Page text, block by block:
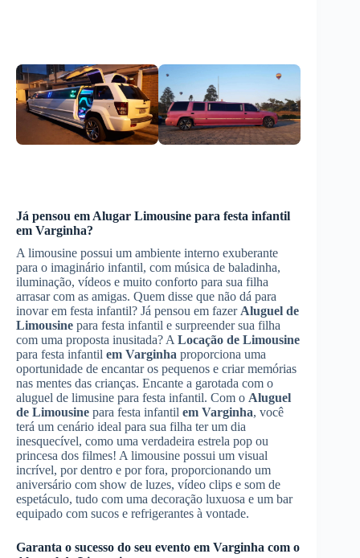
Já pensou em Alugar Limousine para festa infantil
em Varginha?
A limousine possui um ambiente interno exuberante
para o imaginário infantil, com música de baladinha,
iluminação, vídeos e muito conforto para sua filha
arrasar com as amigas. Quem disse que não dá para
inovar em festa infantil? Já pensou em fazer Aluguel de
Limousine para festa infantil e surpreender sua filha
com uma proposta inusitada? A Locação de Limousine
para festa infantil em Varginha proporciona uma
oportunidade de encantar os pequenos e criar memórias
nas mentes das crianças. Encante a garotada com o
aluguel de limusine para festa infantil. Com o Aluguel
de Limousine para festa infantil em Varginha, você
terá um cenário ideal para sua filha ter um dia
inesquecível, como uma verdadeira estrela pop ou
princesa dos filmes! A limousine possui um visual
incrível, por dentro e por fora, proporcionando um
aniversário com show de luzes, vídeo clips e som de
espetáculo, tudo com uma decoração luxuosa e um bar
equipado com sucos e refrigerantes à vontade.
Garanta o sucesso do seu evento em Varginha com o